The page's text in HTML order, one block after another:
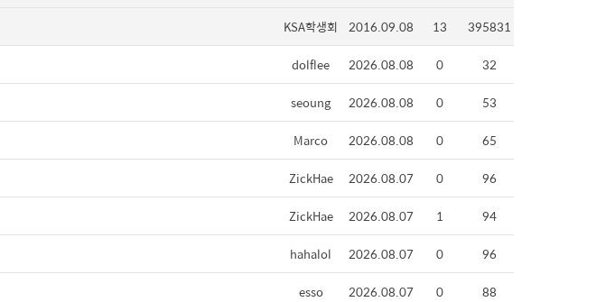
KSA학생회 2016.09.08 13
395831
dolflee 2026.08.08 0
32
seoung 2026.08.08 0
53
Marco 2026.08.08 0
65
ZickHae 2026.08.07 0
96
ZickHae 2026.08.07 1
94
hahalol 2026.08.07 0
96
esso 2026.08.07 0
88